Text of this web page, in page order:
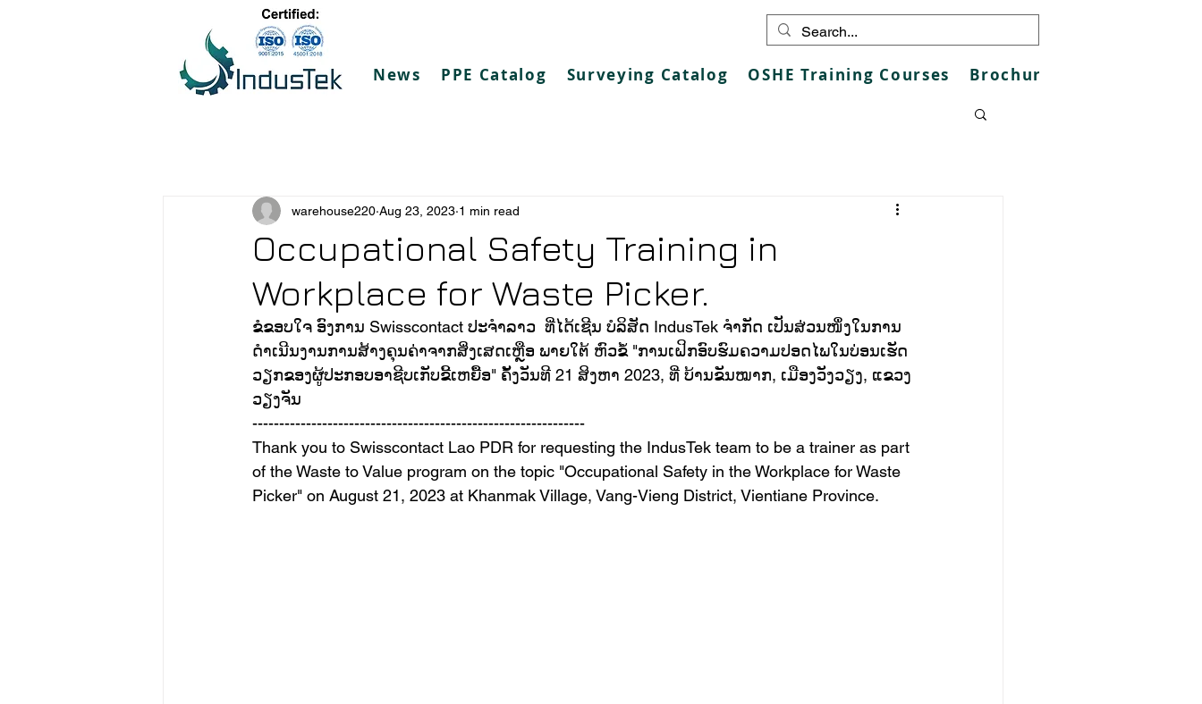
News PPE Catalog Surveying Catalog OSHE Training Courses Brochures
Occupational Safety Training in
Workplace for Waste Picker.
warehouse220 Aug 23, 2023 1 min read
ຂໍຂອບໃຈ ອົງການ Swisscontact ປະຈຳລາວ  ທີ່ໄດ້ເຊີນ ບໍລິສັດ IndusTek ຈຳກັດ ເປັນສ່ວນໜຶ່ງໃນການ
ດຳເນີນງານການສ້າງຄຸນຄ່າຈາກສິ່ງເສດເຫຼືອ ພາຍໃຕ້ ຫົວຂໍ້ "ການເຝິກອົບຮົມຄວາມປອດໄພໃນບ່ອນເຮັດ
ວຽກຂອງຜູ້ປະກອບອາຊີບເກັບຂີ້ເຫຍື້ອ" ຄັ້ງວັນທີ 21 ສິງຫາ 2023, ທີ່ ບ້ານຂັນໝາກ, ເມືອງວັງວຽງ, ແຂວງ
ວຽງຈັນ
--------------------------------------------------------------
Thank you to Swisscontact Lao PDR for requesting the IndusTek team to be a trainer as part
of the Waste to Value program on the topic "Occupational Safety in the Workplace for Waste
Picker" on August 21, 2023 at Khanmak Village, Vang-Vieng District, Vientiane Province.